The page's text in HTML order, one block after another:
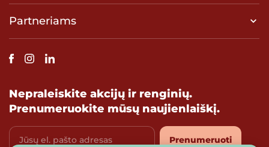
Partneriams
Nepraleiskite akcijų ir renginių.
Prenumeruokite mūsų naujienlaiškį.
Jūsų el. pašto adresas Prenumeruoti